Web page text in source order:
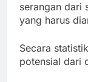
serangan dari
yang harus
Secara
potensial dari